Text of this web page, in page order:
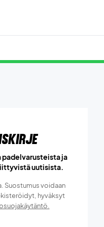
padelvarusteista ja
uutisista.
Suostumus voidaan
hyväksyt